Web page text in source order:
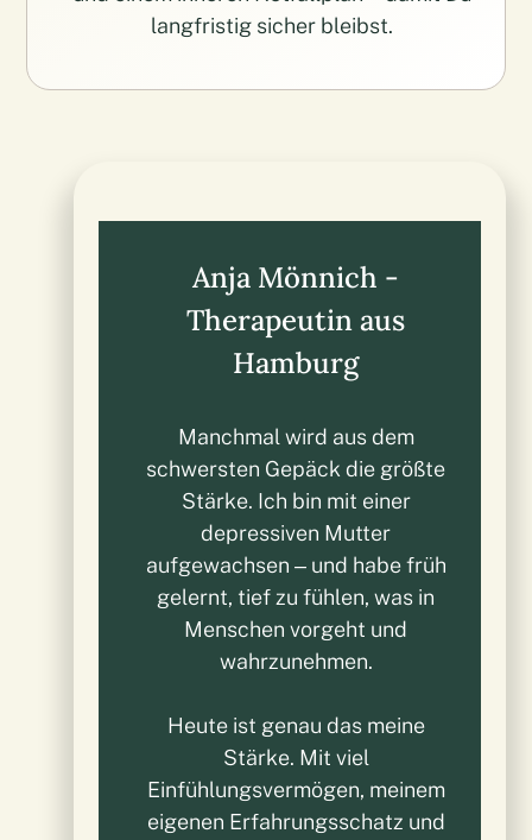
langfristig sicher bleibst.
Anja Mönnich -
Therapeutin aus
Hamburg
Manchmal wird aus dem
schwersten Gepäck die größte
Stärke. Ich bin mit einer
depressiven Mutter
aufgewachsen – und habe früh
gelernt, tief zu fühlen, was in
Menschen vorgeht und
wahrzunehmen.
Heute ist genau das meine
Stärke. Mit viel
Einfühlungsvermögen, meinem
eigenen Erfahrungsschatz und